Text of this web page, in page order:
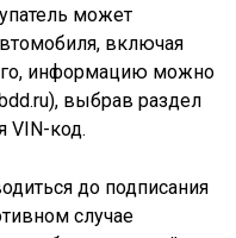
может
включая
информацию можно
выбрав раздел
VIN-код.
до подписания
случае